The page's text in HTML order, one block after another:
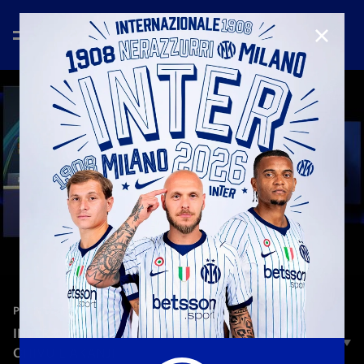
PRESS CONFERENCE—19 gen 2026
INTER-ARSENAL | LA CONFERENZA STAMPA DI
CHIVU E AKANJI